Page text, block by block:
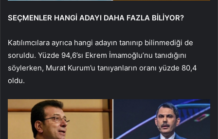
SEÇMENLER HANGİ ADAYI DAHA FAZLA BİLİYOR?
Katılımcılara ayrıca hangi adayın tanınıp bilinmediği de
soruldu. Yüzde 94,6’sı Ekrem İmamoğlu’nu tanıdığını
söylerken, Murat Kurum’u tanıyanların oranı yüzde 80,4
oldu.